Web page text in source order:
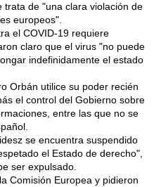
de "una clara violación de
europeos".
el COVID-19 requiere
claro que el virus "no puede
indefinidamente el estado
Orbán utilice su poder recién
el control del Gobierno sobre
entre las que no se
se encuentra suspendido
el Estado de derecho",
ser expulsado.
Comisión Europea y pidieron